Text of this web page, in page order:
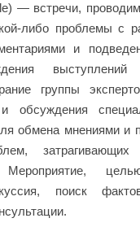
— встречи,
либо проблемы с
и
выступлений
группы
и обсуждения
обмена мнениями и
затрагивающих
Мероприятие,
поиск